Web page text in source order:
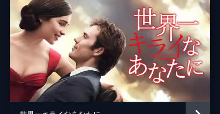
音楽 ジャスティン・ハーウィッツ
製作 フレッド・バーガー
ジョーダン・ホロウィッツ
ゲイリー・ギルバート
マーク・プラット